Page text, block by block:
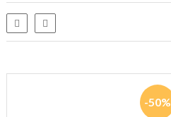
Seznam
-50%